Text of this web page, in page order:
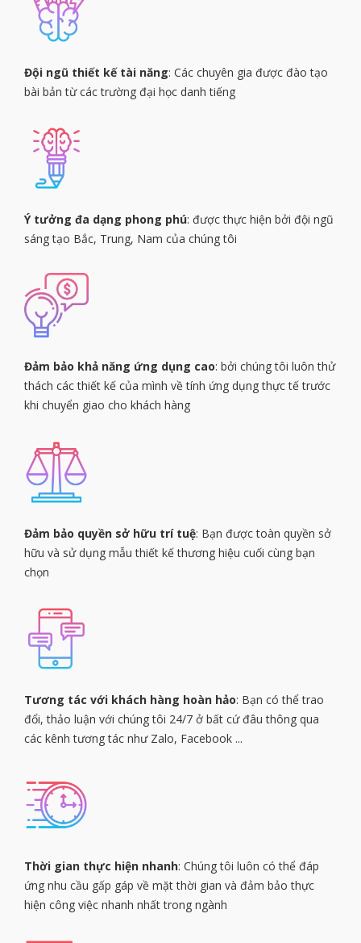
Đội ngũ thiết kế tài năng: Các chuyên gia được đào tạo
bài bản từ các trường đại học danh tiếng
Ý tưởng đa dạng phong phú: được thực hiện bởi đội ngũ
sáng tạo Bắc, Trung, Nam của chúng tôi
Đảm bảo khả năng ứng dụng cao: bởi chúng tôi luôn thử
thách các thiết kế của mình về tính ứng dụng thực tế trước
khi chuyển giao cho khách hàng
Đảm bảo quyền sở hữu trí tuệ: Bạn được toàn quyền sở
hữu và sử dụng mẫu thiết kế thương hiệu cuối cùng bạn
chọn
Tương tác với khách hàng hoàn hảo: Bạn có thể trao
đổi, thảo luận với chúng tôi 24/7 ở bất cứ đâu thông qua
các kênh tương tác như Zalo, Facebook ...
Thời gian thực hiện nhanh: Chúng tôi luôn có thể đáp
ứng nhu cầu gấp gáp về mặt thời gian và đảm bảo thực
hiện công việc nhanh nhất trong ngành